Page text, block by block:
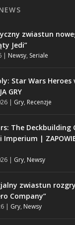
zwiastun
Jedi”
| Newsy, Seriale
Star Wars Heroes
GRY
| Gry, Recenzje
The Deckbuilding
Imperium |
| Gry, Newsy
zwiastun
Company”
| Gry, Newsy